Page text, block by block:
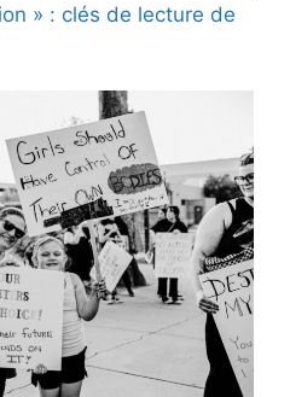
» : clés de lecture de